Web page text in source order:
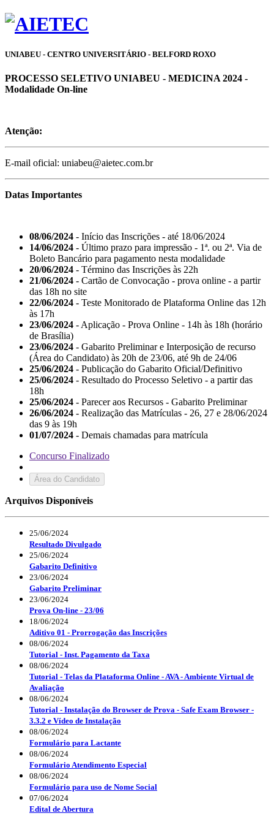
UNIABEU - CENTRO UNIVERSITÁRIO - BELFORD ROXO
PROCESSO SELETIVO UNIABEU - MEDICINA 2024 -
Modalidade On-line
Atenção:
E-mail oficial: uniabeu@aietec.com.br
Datas Importantes
08/06/2024 - Início das Inscrições - até 18/06/2024
14/06/2024 - Último prazo para impressão - 1ª. ou 2ª. Via de
Boleto Bancário para pagamento nesta modalidade
20/06/2024 - Término das Inscrições às 22h
21/06/2024 - Cartão de Convocação - prova online - a partir
das 18h no site
22/06/2024 - Teste Monitorado de Plataforma Online das 12h
às 17h
23/06/2024 - Aplicação - Prova Online - 14h às 18h (horário
de Brasília)
23/06/2024 - Gabarito Preliminar e Interposição de recurso
(Área do Candidato) às 20h de 23/06, até 9h de 24/06
25/06/2024 - Publicação do Gabarito Oficial/Definitivo
25/06/2024 - Resultado do Processo Seletivo - a partir das
18h
25/06/2024 - Parecer aos Recursos - Gabarito Preliminar
26/06/2024 - Realização das Matrículas - 26, 27 e 28/06/2024
das 9 às 19h
01/07/2024 - Demais chamadas para matrícula
Concurso Finalizado
Área do Candidato
Arquivos Disponíveis
25/06/2024
Resultado Divulgado
25/06/2024
Gabarito Definitivo
23/06/2024
Gabarito Preliminar
23/06/2024
Prova On-line - 23/06
18/06/2024
Aditivo 01 - Prorrogação das Inscrições
08/06/2024
Tutorial - Inst. Pagamento da Taxa
08/06/2024
Tutorial - Telas da Plataforma Online - AVA - Ambiente Virtual de
Avaliação
08/06/2024
Tutorial - Instalação do Browser de Prova - Safe Exam Browser -
3.3.2 e Vídeo de Instalação
08/06/2024
Formulário para Lactante
08/06/2024
Formulário Atendimento Especial
08/06/2024
Formulário para uso de Nome Social
07/06/2024
Edital de Abertura